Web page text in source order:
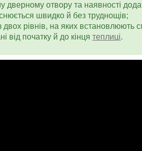
отвору та наявності
швидко й без труднощів;
рівнів, на яких встановлюють
від початку й до кінця теплиці.